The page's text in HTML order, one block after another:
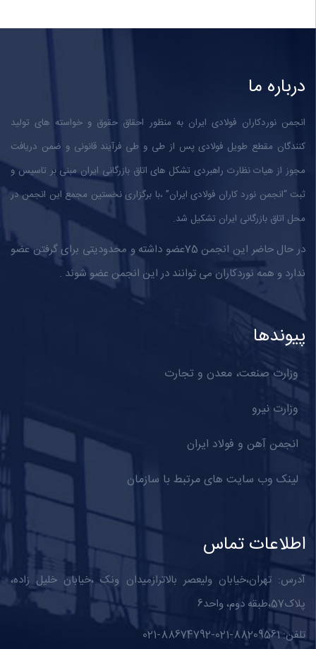
درباره ما
انجمن نوردکاران فولادی ایران به منظور احقاق حقوق و خواسته های تولید
کنندگان مقطع طویل فولادی پس از طی و طی فرآیند قانونی و ضمن دریافت
مجوز از هیات نظارت راهبردی تشکل های اتاق بازرگانی ایران مبنی بر تاسیس و
ثبت “انجمن نورد کاران فولادی ایران” ،با برگزاری نخستین مجمع این انجمن در
محل اتاق بازرگانی ایران تشکیل شد.
در حال حاضر این انجمن 75عضو داشته و محدودیتی برای گرفتن عضو
ندارد و همه نوردکاران می توانند در این انجمن عضو شوند .
پیوندها
وزارت صنعت، معدن و تجارت
وزارت نیرو
انجمن آهن و فولاد ایران
لینک وب سایت های مرتبط با سازمان
اطلاعات تماس
آدرس: تهران،خیابان ولیعصر بالاترازمیدان ونک ،خیابان خلیل زاده،
پلاک57،طبقه دوم، واحد6
تلفن: 88209561-021-88674792-021